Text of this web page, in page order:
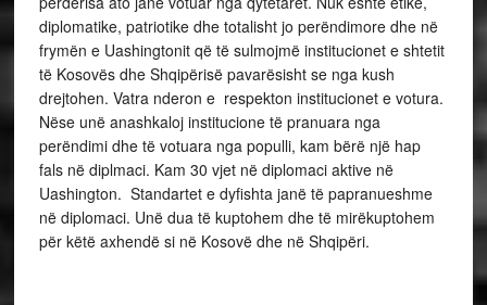
diplomatike, patriotike dhe totalisht jo perëndimore dhe në
frymën e Uashingtonit që të sulmojmë institucionet e shtetit
të Kosovës dhe Shqipërisë pavarësisht se nga kush
drejtohen. Vatra nderon e respekton institucionet e votura.
Nëse unë anashkaloj institucione të pranuara nga
perëndimi dhe të votuara nga populli, kam bërë një hap
fals në diplmaci. Kam 30 vjet në diplomaci aktive në
Uashington. Standartet e dyfishta janë të papranueshme
në diplomaci. Unë dua të kuptohem dhe të mirëkuptohem
për këtë axhendë si në Kosovë dhe në Shqipëri.